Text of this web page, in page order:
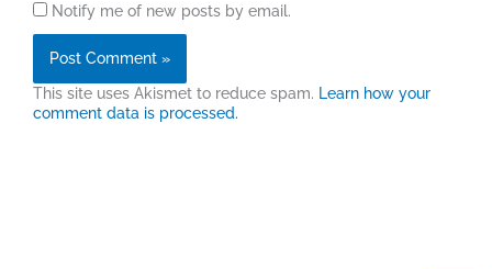
Notify me of new posts by email.
This site uses Akismet to reduce spam. Learn how your
comment data is processed.